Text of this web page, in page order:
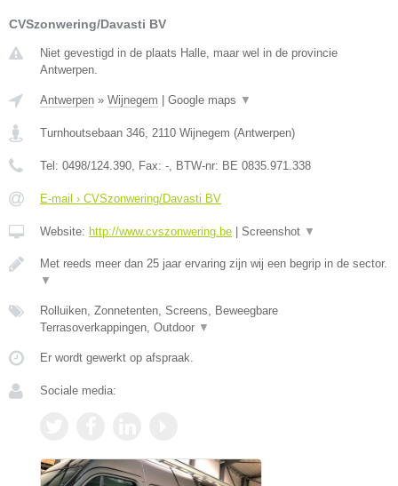
CVSzonwering/Davasti BV
Niet gevestigd in de plaats Halle, maar wel in de provincie
Antwerpen.
Antwerpen » Wijnegem | Google maps ▼
Turnhoutsebaan 346 2110 Wijnegem (Antwerpen)
Tel: 0498/124.390 , Fax: - , BTW-nr: BE 0835.971.338
E-mail › CVSzonwering/Davasti BV
Website: http://www.cvszonwering.be | Screenshot ▼
Met reeds meer dan 25 jaar ervaring zijn wij een begrip in de sector.
▼
Rolluiken, Zonnetenten, Screens, Beweegbare
Terrasoverkappingen, Outdoor ▼
Er wordt gewerkt op afspraak.
Sociale media: